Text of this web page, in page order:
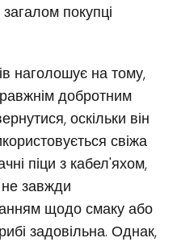
покупці
наголошує на тому,
добротним
оскільки він
свіжа
піци з кабел'яхом,
завжди
щодо смаку або
задовільна. Однак,